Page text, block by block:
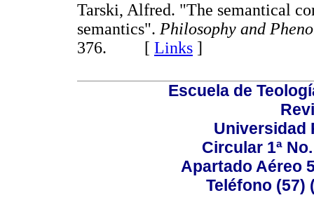
Tarski, Alfred. "The semantical
semantics". Philosophy and
376. [ Links ]
Escuela de
Universidad
Circular 1ª
Apartado Aéreo
Teléfono (57)